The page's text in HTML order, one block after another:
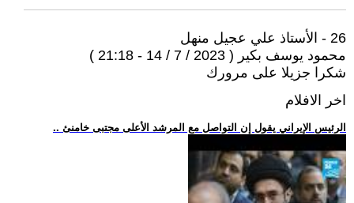
26 - الأستاذ علي عجيل منهل
محمود يوسف بكير ( 2023 / 7 / 14 - 21:18 )
شكرا جزيلا على مرورك
اخر الافلام
.. الرئيس الإيراني يقول إن التواصل مع المرشد الأعلى مجتبى خامنئ